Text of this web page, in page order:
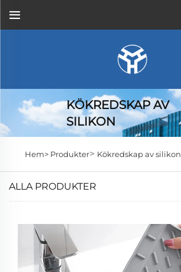
KÖKREDSKAP AV
SILIKON
Hem> Produkter> Kökredskap av silikon
ALLA PRODUKTER